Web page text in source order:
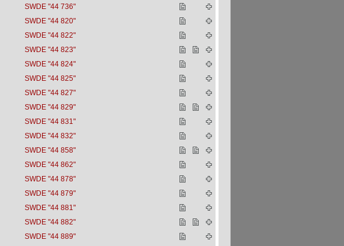
SWDE "44 736"
SWDE "44 820"
SWDE "44 822"
SWDE "44 823"
SWDE "44 824"
SWDE "44 825"
SWDE "44 827"
SWDE "44 829"
SWDE "44 831"
SWDE "44 832"
SWDE "44 858"
SWDE "44 862"
SWDE "44 878"
SWDE "44 879"
SWDE "44 881"
SWDE "44 882"
SWDE "44 889"